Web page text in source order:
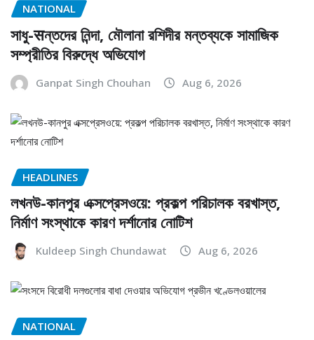
NATIONAL
সাধু-सন্তদের নিন্দা, মৌলানা রশিদীর মন্তব্যকে সামাজিক
সম্প্রীতির বিরুদ্ধে অভিযোগ
Ganpat Singh Chouhan Aug 6, 2026
HEADLINES
লখনউ-কানপুর এক্সপ্রেসওয়ে: প্রকল্প পরিচালক বরখাস্ত,
নির্মাণ সংস্থাকে কারণ দর্শানোর নোটিশ
Kuldeep Singh Chundawat Aug 6, 2026
NATIONAL